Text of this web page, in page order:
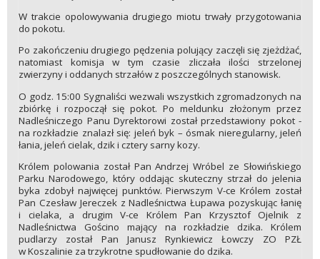
W trakcie opolowywania drugiego miotu trwały przygotowania
do pokotu.
Po zakończeniu drugiego pędzenia polujący zaczęli się zjeżdżać,
natomiast komisja w tym czasie zliczała ilości strzelonej
zwierzyny i oddanych strzałów z poszczególnych stanowisk.
O godz. 15:00 Sygnaliści wezwali wszystkich zgromadzonych na
zbiórkę i rozpoczął się pokot. Po meldunku złożonym przez
Nadleśniczego Panu Dyrektorowi został przedstawiony pokot -
na rozkładzie znalazł się: jeleń byk – ósmak nieregularny, jeleń
łania, jeleń cielak, dzik i cztery sarny kozy.
Królem polowania został Pan Andrzej Wróbel ze Słowińskiego
Parku Narodowego, który oddając skuteczny strzał do jelenia
byka zdobył najwięcej punktów. Pierwszym V-ce Królem został
Pan Czesław Jereczek z Nadleśnictwa Łupawa pozyskując łanię
i cielaka, a drugim V-ce Królem Pan Krzysztof Ojelnik z
Nadleśnictwa Gościno mający na rozkładzie dzika. Królem
pudlarzy został Pan Janusz Rynkiewicz Łowczy ZO PZŁ
w Koszalinie za trzykrotne spudłowanie do dzika.